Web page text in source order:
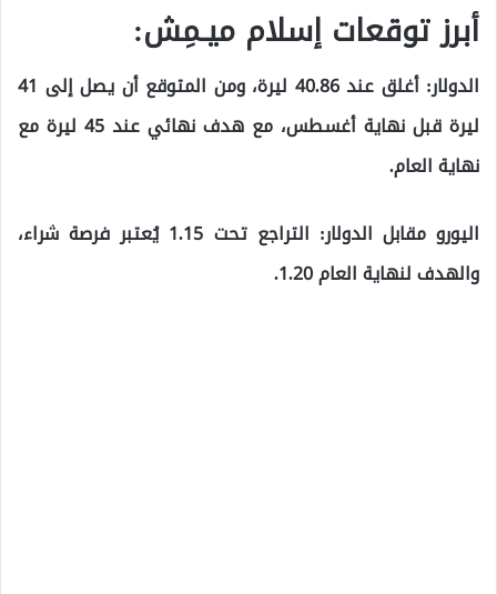
أبرز توقعات إسلام ميـمِش:
الدولار: أغلق عند 40.86 ليرة، ومن المتوقع أن يصل إلى 41
ليرة قبل نهاية أغسطس، مع هدف نهائي عند 45 ليرة مع
نهاية العام.
اليورو مقابل الدولار: التراجع تحت 1.15 يُعتبر فرصة شراء،
والهدف لنهاية العام 1.20.